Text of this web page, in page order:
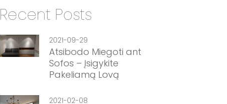
Recent Posts
2021-09-29
Atsibodo Miegoti ant
Sofos – Įsigykite
Pakeliamą Lovą
2021-02-08